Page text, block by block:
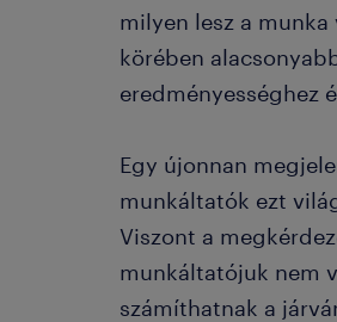
milyen lesz a
körében
eredményességhez
Egy újonnan
munkáltatók ezt
Viszont a
munkáltatójuk nem
számíthatnak a